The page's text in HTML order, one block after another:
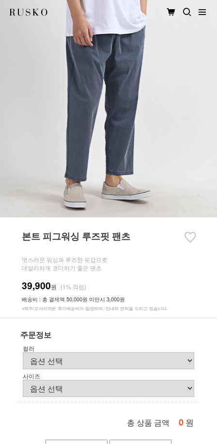
본트 피그워싱 루즈핏 팬츠
멋스러운 워싱과 루즈한 핏감으로
데일리하게 코디하기 좋은 팬츠
39,900원 (1% 적립)
배송비 : 총 결제액 50,000원 미만시 3,000원
※제주/도서지역은 추가배송비가 발생하며, 안내차 연락을 드리고 있습니다.
주문정보
컬러
사이즈
총 상품 금액 0 원